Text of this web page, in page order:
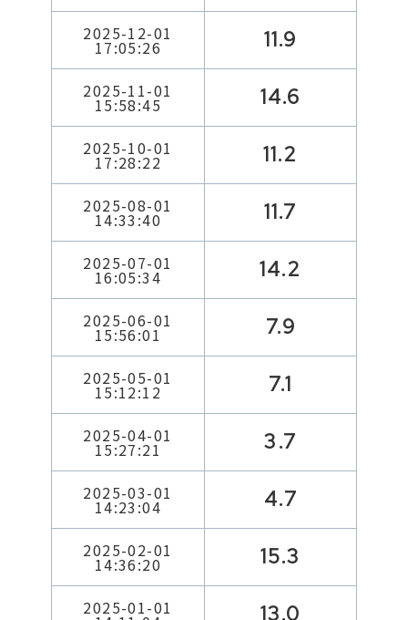
2025-12-01
17:05:26 11.9
2025-11-01
15:58:45 14.6
2025-10-01
17:28:22 11.2
2025-08-01
14:33:40 11.7
2025-07-01
16:05:34 14.2
2025-06-01
15:56:01 7.9
2025-05-01
15:12:12 7.1
2025-04-01
15:27:21 3.7
2025-03-01
14:23:04 4.7
2025-02-01
14:36:20 15.3
2025-01-01 13.0